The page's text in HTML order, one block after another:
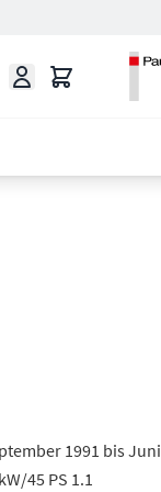
Warenkorb
1991 bis Juni
45 PS 1.1